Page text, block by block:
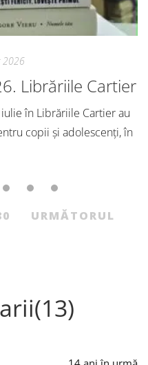
2026
Librăriile Cartier
în Librăriile Cartier au
copii și adolescenți, în
URMĂTORUL